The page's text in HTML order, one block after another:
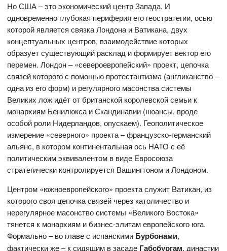
Но США – это экономический центр Запада. И
одновременно глубокая периферия его геостратегии, осью
которой является связка Лондона и Ватикана, двух
концептуальных центров, взаимодействие которых
образует существующий расклад и формирует вектор его
перемен. Лондон – «североевропейский» проект, цепочка
связей которого с помощью протестантизма (англиканство –
одна из его форм) и регулярного масонства системы
Великих лож идёт от британской королевской семьи к
монархиям Бенилюкса и Скандинавии (нюансы, вроде
особой роли Нидерландов, опускаем). Геополитическое
измерение «северного» проекта – французско-германский
альянс, в котором континентальная ось НАТО с её
политическим эквивалентом в виде Евросоюза
стратегически контролируется Вашингтоном и Лондоном.
Центром «южноевропейского» проекта служит Ватикан, из
которого своя цепочка связей через католичество и
нерегулярное масонство системы «Великого Востока»
тянется к монархиям и бизнес-элитам европейского юга.
Формально – во главе с испанскими Бурбонами,
фактически же – к сидящим в засаде Габсбургам, династии